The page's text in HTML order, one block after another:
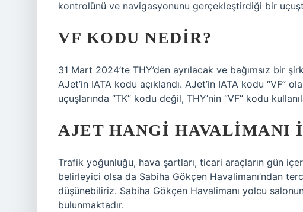
kontrolünü ve navigasyonunu gerçekleştirdiği bir
VF KODU NEDIR?
31 Mart 2024’te THY’den ayrılacak ve bağımsız bir
AJet’in IATA kodu açıklandı. AJet’in IATA kodu “VF”
uçuşlarında “TK” kodu değil, THY’nin “VF” kodu
AJET HANGI HAVALIMANI
Trafik yoğunluğu, hava şartları, ticari araçların gün
belirleyici olsa da Sabiha Gökçen Havalimanı’ndan
düşünebiliriz. Sabiha Gökçen Havalimanı yolcu
bulunmaktadır.